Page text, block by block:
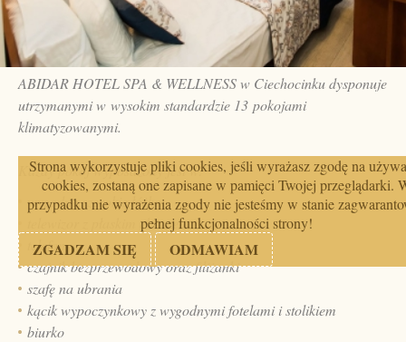
ABIDAR HOTEL SPA & WELLNESS w Ciechocinku dysponuje
utrzymanymi w wysokim standardzie 13 pokojami
klimatyzowanymi.
Każdy pokój wyposażony jest w:
wygodne szerokie łóżko
telewizor z płaskim ekranem
telefon
czajnik bezprzewodowy oraz filiżanki
szafę na ubrania
kącik wypoczynkowy z wygodnymi fotelami i stolikiem
biurko
Strona wykorzystuje pliki cookies, jeśli wyrażasz zgodę na
cookies, zostaną one zapisane w pamięci Twojej przeglądarki.
przypadku nie wyrażenia zgody nie jesteśmy w stanie
pełnej funkcjonalności strony!
ZGADZAM SIĘ ODMAWIAM